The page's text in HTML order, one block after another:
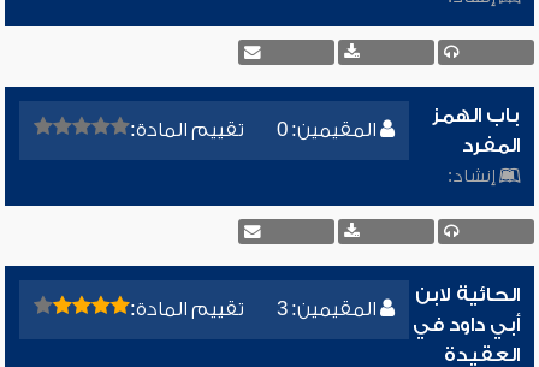
المقيمين: 0 تقييم المادة:
باب الهمز
المفرد
إنشاد:
المقيمين: 3 تقييم المادة:
الحائية لابن
أبي داود في
العقيدة